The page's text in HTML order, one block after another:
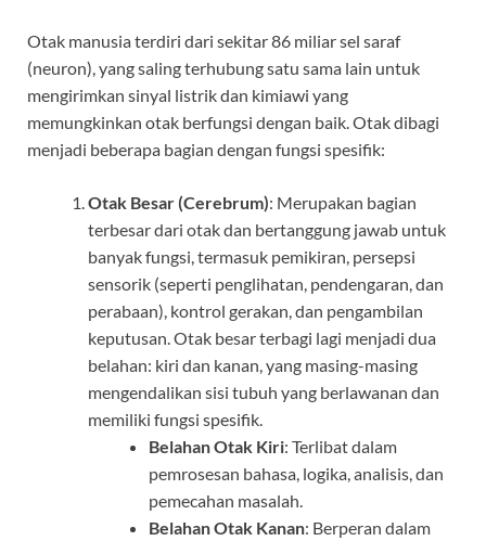
Otak manusia terdiri dari sekitar 86 miliar sel saraf
(neuron), yang saling terhubung satu sama lain untuk
mengirimkan sinyal listrik dan kimiawi yang
memungkinkan otak berfungsi dengan baik. Otak dibagi
menjadi beberapa bagian dengan fungsi spesifik:
Otak Besar (Cerebrum): Merupakan bagian
terbesar dari otak dan bertanggung jawab untuk
banyak fungsi, termasuk pemikiran, persepsi
sensorik (seperti penglihatan, pendengaran, dan
perabaan), kontrol gerakan, dan pengambilan
keputusan. Otak besar terbagi lagi menjadi dua
belahan: kiri dan kanan, yang masing-masing
mengendalikan sisi tubuh yang berlawanan dan
memiliki fungsi spesifik.
Belahan Otak Kiri: Terlibat dalam
pemrosesan bahasa, logika, analisis, dan
pemecahan masalah.
Belahan Otak Kanan: Berperan dalam